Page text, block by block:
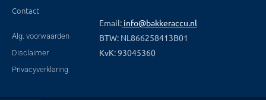
Contact
Alg. voorwaarden
Disclaimer
Privacyverklaring
Email: info@bakkeraccu.nl
BTW: NL866258413B01
KvK: 93045360